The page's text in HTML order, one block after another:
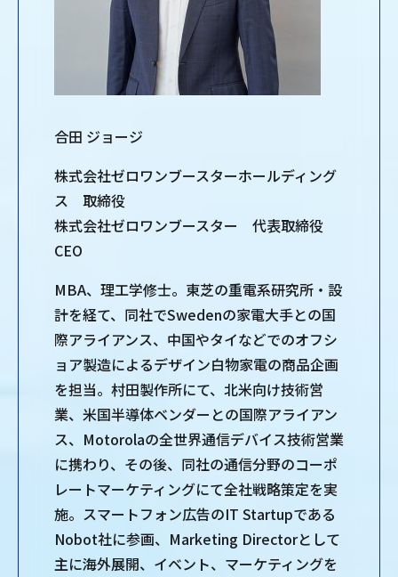
合田 ジョージ
株式会社ゼロワンブースターホールディング
ス 取締役
株式会社ゼロワンブースター 代表取締役
CEO
MBA、理工学修士。東芝の重電系研究所・設
計を経て、同社でSwedenの家電大手との国
際アライアンス、中国やタイなどでのオフシ
ョア製造によるデザイン白物家電の商品企画
を担当。村田製作所にて、北米向け技術営
業、米国半導体ベンダーとの国際アライアン
ス、Motorolaの全世界通信デバイス技術営業
に携わり、その後、同社の通信分野のコーポ
レートマーケティングにて全社戦略策定を実
施。スマートフォン広告のIT Startupである
Nobot社に参画、Marketing Directorとして
主に海外展開、イベント、マーケティングを